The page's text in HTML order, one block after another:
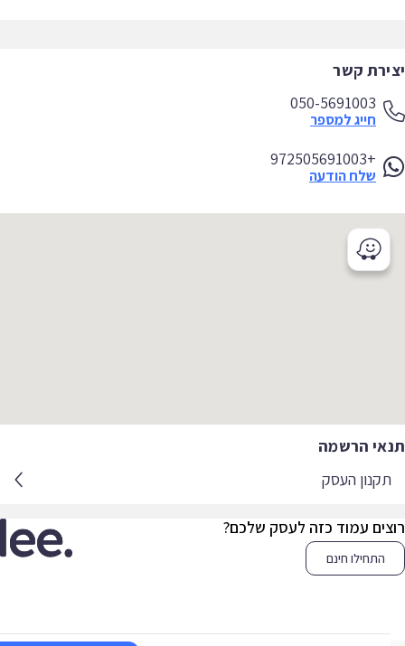
קשר
050-5691003
חייג למספר
+972505691003
שלח הודעה
הרשמה
תקנון העסק
עמוד כזה לעסק שלכם?
התחילו חינם